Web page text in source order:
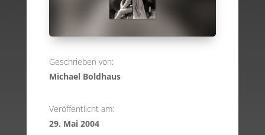
Geschrieben von:
Michael Boldhaus
Veröffentlicht am:
29. Mai 2004